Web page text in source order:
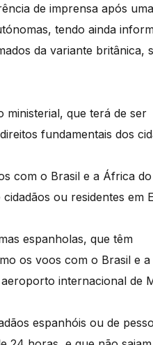
de imprensa após
tendo ainda
da variante britânica,
ministerial, que terá de ser
fundamentais dos
com o Brasil e a África
ou residentes em
espanholas, que têm
os voos com o Brasil e
internacional de
espanhóis ou de